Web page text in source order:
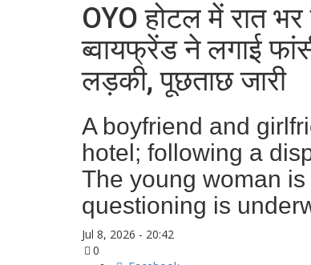
OYO होटल में रात
ब्वायफ्रेंड ने लगाई
लड़की, पूछताछ जारी
A boyfriend and
hotel; following a
The young woman
questioning is
Jul 8, 2026 - 20:42
0